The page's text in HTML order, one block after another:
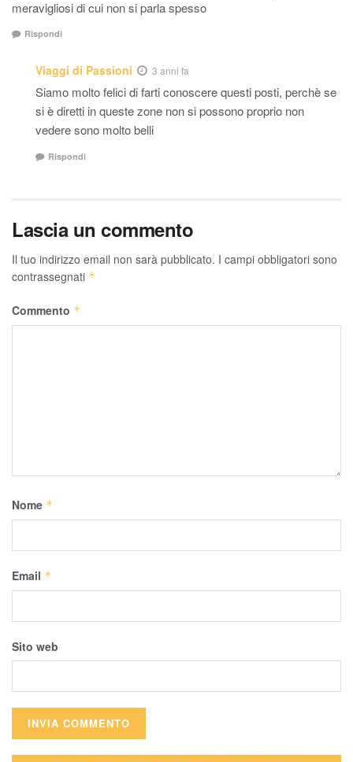
meravigliosi di cui non si parla spesso
Rispondi
Viaggi di Passioni 3 anni fa
Siamo molto felici di farti conoscere questi posti, perchè se
si è diretti in queste zone non si possono proprio non
vedere sono molto belli
Rispondi
Lascia un commento
Il tuo indirizzo email non sarà pubblicato. I campi obbligatori sono
contrassegnati *
Commento *
Nome *
Email *
Sito web